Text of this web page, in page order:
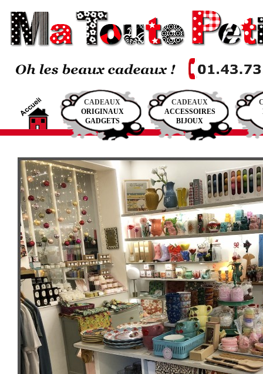
CADEAUX
ORIGINAUX
GADGETS
CADEAUX
ACCESSOIRES
BIJOUX
Venez